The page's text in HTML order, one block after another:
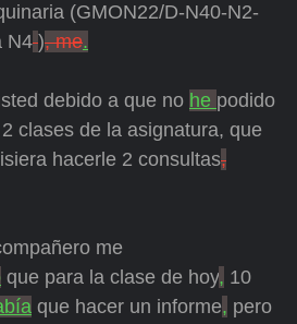
(GMON22/D-N40-N2-
N4 ), me.
debido a que no he podido
clases de la asignatura, que
hacerle 2 consultas,
me
que para la clase de hoy, 10
que hacer un informe, pero